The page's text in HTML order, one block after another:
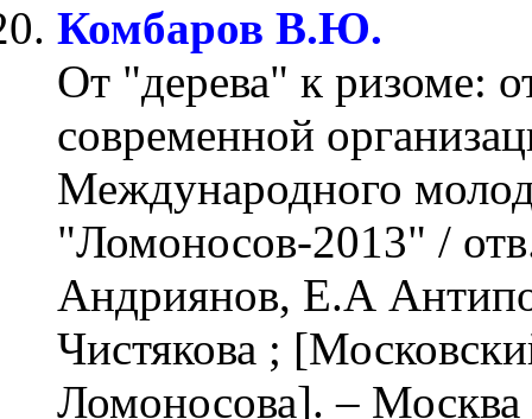
Комбаров В.Ю.
От "дерева" к ризоме:
современной
Международного
"Ломоносов-2013" /
Андриянов, Е.А
Чистякова ;
Ломоносова]. –